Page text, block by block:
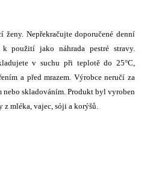
Nepřekračujte doporučené denní
použití jako náhrada pestré stravy.
v suchu při teplotě do 25°C,
a před mrazem. Výrobce neručí za
skladováním. Produkt byl vyroben
mléka, vajec, sóji a korýšů.